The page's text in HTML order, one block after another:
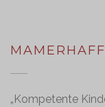
MAMERHAFF
„Kompetente